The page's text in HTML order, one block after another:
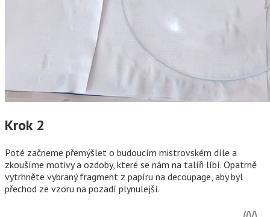
Krok 2
Poté začneme přemýšlet o budoucím mistrovském díle a
zkoušíme motivy a ozdoby, které se nám na talíři líbí. Opatrně
vytrhněte vybraný fragment z papíru na decoupage, aby byl
přechod ze vzoru na pozadí plynulejší.